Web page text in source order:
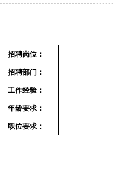
招聘岗位：
招聘部门：
工作经验：
年龄要求：
职位要求：